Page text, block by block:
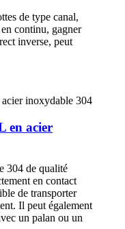
de type canal,
continu, gagner
inverse, peut
en acier
304 de qualité
en contact
de transporter
Il peut également
un palan ou un